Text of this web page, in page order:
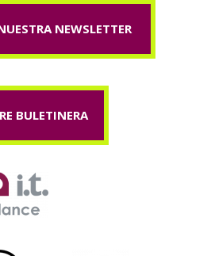
NEWSLETTER
BULETINERA